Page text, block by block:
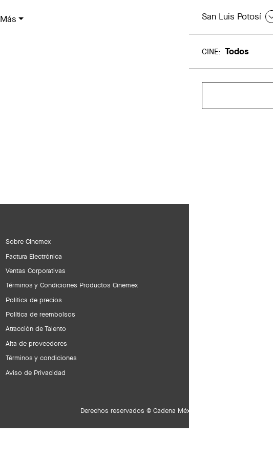
Más San Luis Potosí
CINE: Todos
Sobre Cinemex
Factura Electrónica
Ventas Corporativas
Términos y Condiciones Productos Cinemex
Política de precios
Política de reembolsos
Atracción de Talento
Alta de proveedores
Términos y condiciones
Aviso de Privacidad
Derechos reservados © Cadena Méxicana de exhibición S.A de